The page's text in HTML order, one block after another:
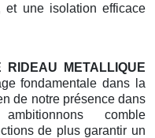
et une isolation efficace
RIDEAU METALLIQUE
fondamentale dans la
de notre présence dans
comble
de plus garantir un